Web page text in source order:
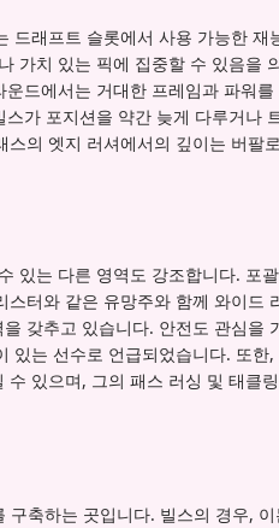
드래프트 슬롯에서 사용 가능한 재
가치 있는 픽에 집중할 수 있음을
드에서는 거대한 프레임과 파워를
가 포지션을 약간 늦게 다루거나
의 엣지 러셔에서의 깊이는 버팔
있는 다른 영역도 강조합니다. 포
터와 같은 유망주와 함께 와이드
갖추고 있습니다. 안전도 관심을
있는 선수로 언급되었습니다. 또한,
있으며, 그의 패스 러싱 및 태클
구축하는 곳입니다. 빌스의 경우,